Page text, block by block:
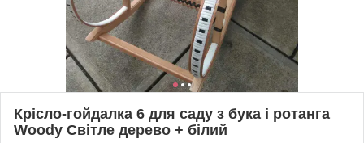
Крісло-гойдалка 6 для саду з бука і ротанга
Woody Світле дерево + білий